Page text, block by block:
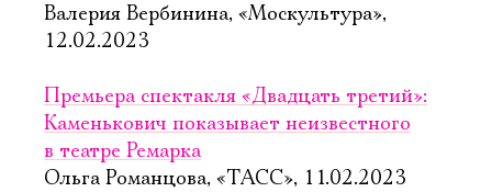
Валерия Вербинина, «Москультура»,
12.02.2023
Премьера спектакля «Двадцать третий»:
Каменькович показывает неизвестного
в театре Ремарка
Ольга Романцова, «ТАСС», 11.02.2023